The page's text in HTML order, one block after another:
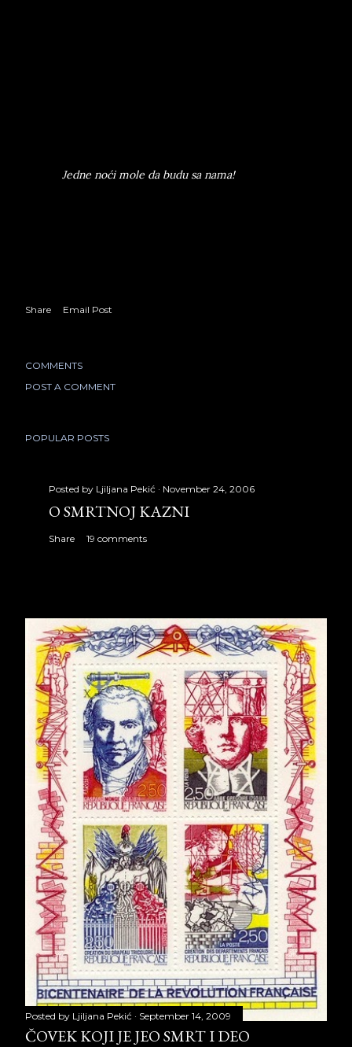
Jedne noći mole da budu sa nama!
Share Email Post
COMMENTS
POST A COMMENT
POPULAR POSTS
Posted by Ljiljana Pekić November 24, 2006
O SMRTNOJ KAZNI
Share 19 comments
Posted by Ljiljana Pekić September 14, 2009
ČOVEK KOJI JE JEO SMRT I DEO